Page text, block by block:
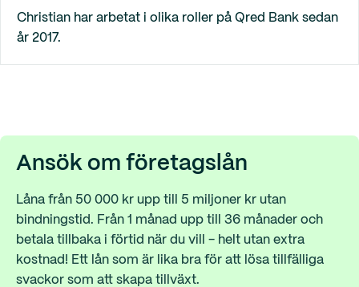
Christian har arbetat i olika roller på Qred Bank sedan
år 2017.
Ansök om företagslån
Låna från 50 000 kr upp till 5 miljoner kr utan
bindningstid. Från 1 månad upp till 36 månader och
betala tillbaka i förtid när du vill - helt utan extra
kostnad! Ett lån som är lika bra för att lösa tillfälliga
svackor som att skapa tillväxt.